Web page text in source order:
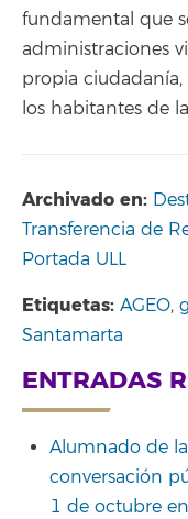
fundamental que
administraciones
propia
los habitantes de
Archivado en:
Transferencia de
Portada ULL
Etiquetas: AGEO,
Santamarta
ENTRADAS
Alumnado de
conversación
1 de octubre